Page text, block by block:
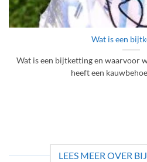
Wat is een
Wat is een bijtketting en waarvoor
heeft een
LEES MEER OVER